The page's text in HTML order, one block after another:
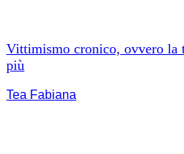
Vittimismo cronico, ovvero la
più
Tea Fabiana